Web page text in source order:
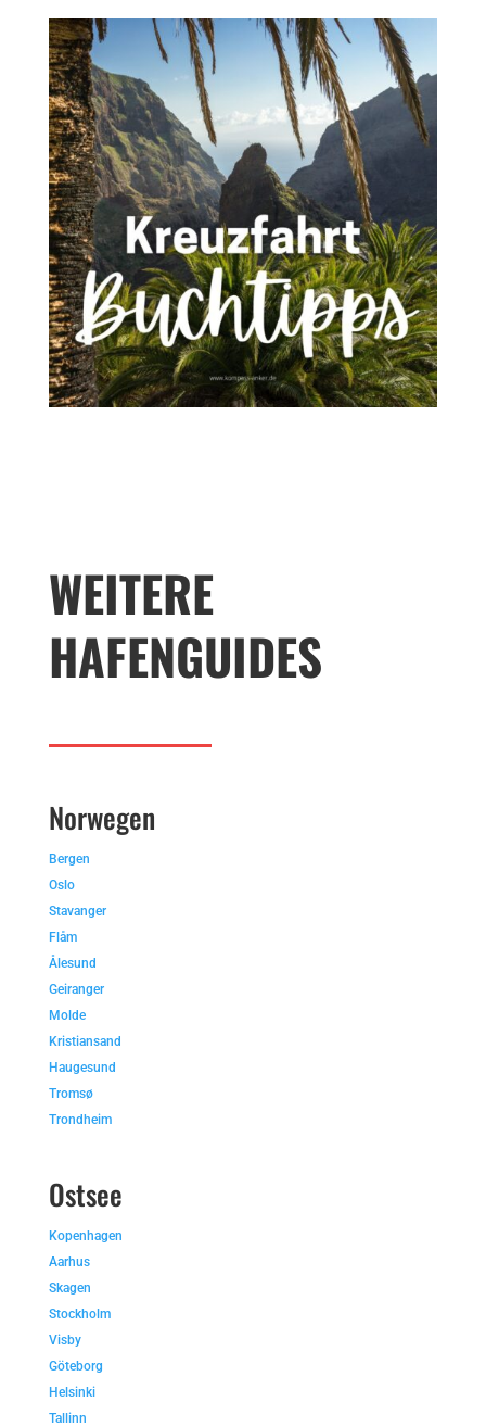
WEITERE
HAFENGUIDES
Norwegen
Bergen
Oslo
Stavanger
Flåm
Ålesund
Geiranger
Molde
Kristiansand
Haugesund
Tromsø
Trondheim
Ostsee
Kopenhagen
Aarhus
Skagen
Stockholm
Visby
Göteborg
Helsinki
Tallinn